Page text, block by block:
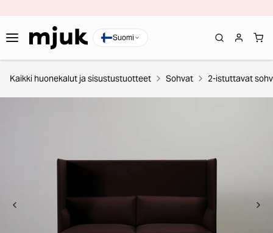
Suomi
Kaikki huonekalut ja sisustustuotteet Sohvat 2-istuttavat